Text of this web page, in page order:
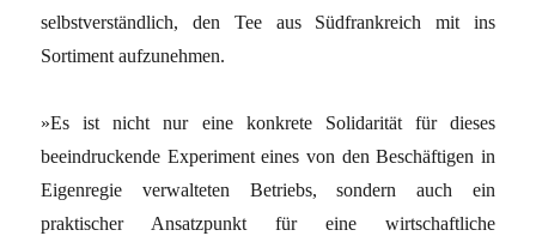
selbstverständlich, den Tee aus Südfrankreich mit ins
Sortiment aufzunehmen.
»Es ist nicht nur eine konkrete Solidarität für dieses
beeindruckende Experiment eines von den Beschäftigen in
Eigenregie verwalteten Betriebs, sondern auch ein
praktischer Ansatzpunkt für eine wirtschaftliche